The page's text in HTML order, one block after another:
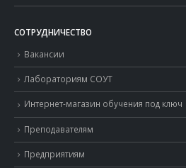
СОТРУДНИЧЕСТВО
Вакансии
Лабораториям СОУТ
Интернет-магазин обучения под ключ
Преподавателям
Предприятиям